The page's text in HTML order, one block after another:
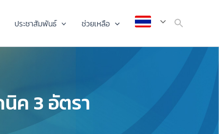
ประชาสัมพันธ์ ช่วยเหลือ
ค 3 อัตรา